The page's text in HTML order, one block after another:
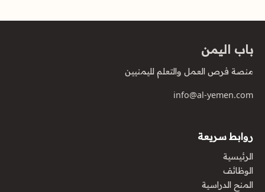
باب اليمن
منصة فرص العمل والتعلم لليمنيين
info@al-yemen.com
روابط سريعة
الرئيسية
الوظائف
المنح الدراسية